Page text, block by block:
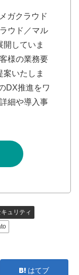
ガクラウド
ウド／マル
していま
様の業務要
いたしま
DX推進をワ
細や導入事
ュリティ
はてブ